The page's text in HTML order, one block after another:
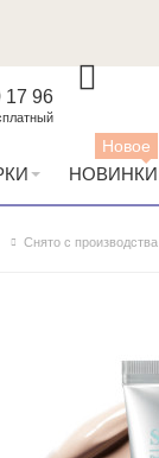
17 96
НОВИНКИ
Новое
Снято с производства